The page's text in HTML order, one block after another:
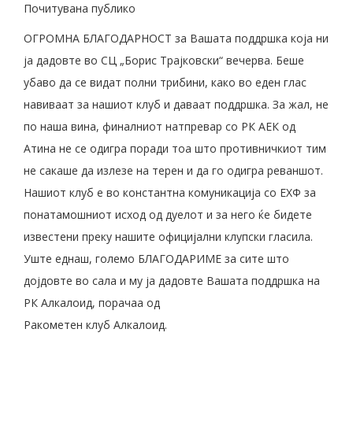
Почитувана публико
ОГРОМНА БЛАГОДАРНОСТ за Вашата поддршка која ни
ја дадовте во СЦ „Борис Трајковски“ вечерва. Беше
убаво да се видат полни трибини, како во еден глас
навиваат за нашиот клуб и даваат поддршка. За жал, не
по наша вина, финалниот натпревар со РК АЕК од
Атина не се одигра поради тоа што противничкиот тим
не сакаше да излезе на терен и да го одигра реваншот.
Нашиот клуб е во константна комуникација со ЕХФ за
понатамошниот исход од дуелот и за него ќе бидете
известени преку нашите официјални клупски гласила.
Уште еднаш, големо БЛАГОДАРИМЕ за сите што
дојдовте во сала и му ја дадовте Вашата поддршка на
РК Алкалоид, порачаа од
Ракометен клуб Алкалоид.